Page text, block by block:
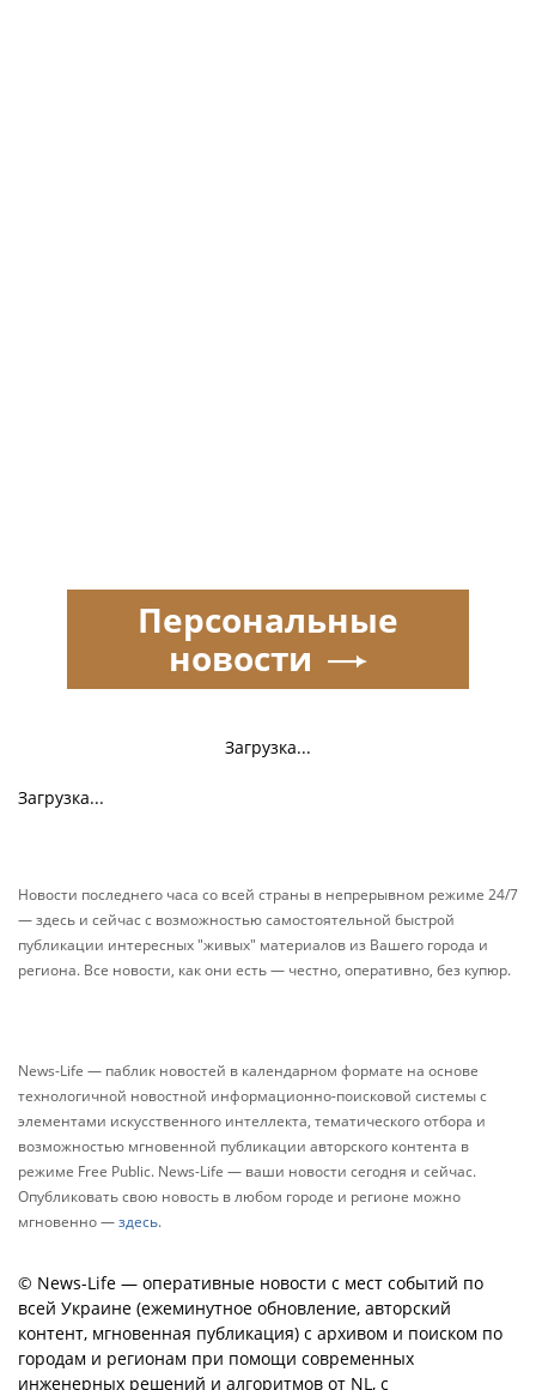
Загрузка...
Загрузка...
Персональные
новости
Новости последнего часа со всей страны в непрерывном режиме 24/7
— здесь и сейчас с возможностью самостоятельной быстрой
публикации интересных "живых" материалов из Вашего города и
региона. Все новости, как они есть — честно, оперативно, без купюр.
News-Life — паблик новостей в календарном формате на основе
технологичной новостной информационно-поисковой системы с
элементами искусственного интеллекта, тематического отбора и
возможностью мгновенной публикации авторского контента в
режиме Free Public. News-Life — ваши новости сегодня и сейчас.
Опубликовать свою новость в любом городе и регионе можно
мгновенно —здесь.
© News-Life — оперативные новости с мест событий по
всей Украине (ежеминутное обновление, авторский
контент, мгновенная публикация) с архивом и поиском по
городам и регионам при помощи современных
инженерных решений и алгоритмов от NL, с